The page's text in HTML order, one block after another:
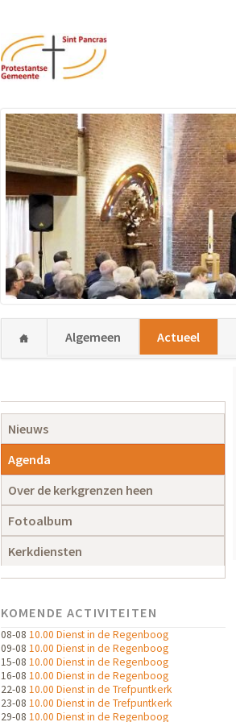
NavigatieAlgemeen Actueel
Navigatie
overslaan
Nieuws
Agenda
Over de kerkgrenzen heen
Fotoalbum
Kerkdiensten
KOMENDE ACTIVITEITEN
08-08 10.00 Dienst in de Regenboog
09-08 10.00 Dienst in de Regenboog
15-08 10.00 Dienst in de Regenboog
16-08 10.00 Dienst in de Regenboog
22-08 10.00 Dienst in de Trefpuntkerk
23-08 10.00 Dienst in de Trefpuntkerk
29-08 10.00 Dienst in de Regenboog